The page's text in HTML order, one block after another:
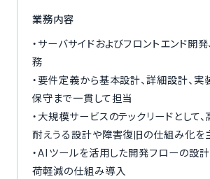
イベント/マガジン
法人の方
今すぐ無料で登録
業務内容
・サーバサイドおよびフロントエンド開発
務
・要件定義から基本設計、詳細設計、実
保守まで一貫して担当
・大規模サービスのテックリードとして、
耐えうる設計や障害復旧の仕組み化を
・AIツールを活用した開発フローの設計
荷軽減の仕組み導入